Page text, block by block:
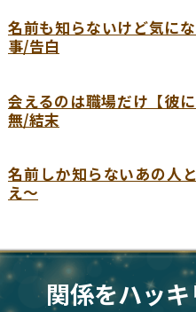
名前も知らないけど気に
事/告白
会えるのは職場だけ【彼
無/結末
名前しか知らないあの人
え〜
関係をハッ